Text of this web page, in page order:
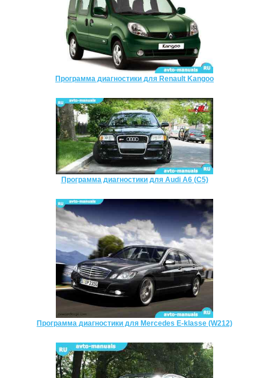
Программа диагностики для Renault Kangoo
Программа диагностики для Audi A6 (C5)
Программа диагностики для Mercedes E-klasse (W212)